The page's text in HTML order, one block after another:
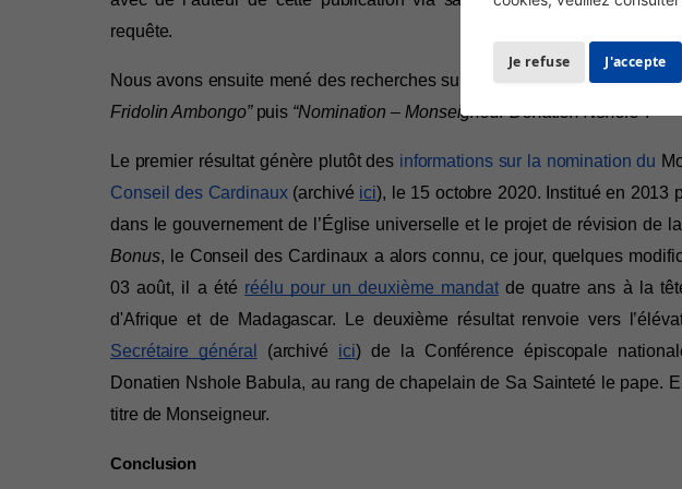
requête.
Nous avons ensuite mené des recherches sur Google en tapant les mots
Fridolin Ambongo” puis “Nomination – Monseigneur Donatien Nshole”.
Le premier résultat génère plutôt des informations sur la nomination du
Conseil des Cardinaux (archivé ici), le 15 octobre 2020. Institué en 2013
dans le gouvernement de l’Église universelle et le projet de révision de
Bonus, le Conseil des Cardinaux a alors connu, ce jour, quelques
03 août, il a été réélu pour un deuxième mandat de quatre ans à la
Secrétaire général
(archivé ici) de la Conférence épiscopale
Donatien Nshole Babula, au rang de chapelain de Sa Sainteté le pape.
titre de Monseigneur.
Conclusion
Je refuse J'accepte